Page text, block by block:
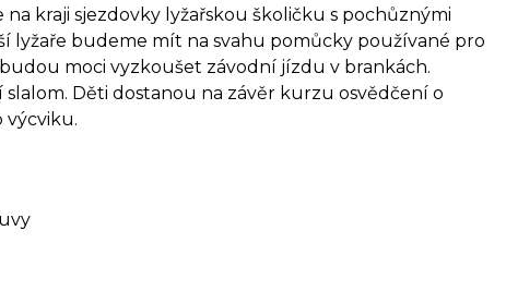
kraji sjezdovky lyžařskou školičku s pochůznými
lyžaře budeme mít na svahu pomůcky používané pro
moci vyzkoušet závodní jízdu v brankách.
slalom. Děti dostanou na závěr kurzu osvědčení o
výcviku.